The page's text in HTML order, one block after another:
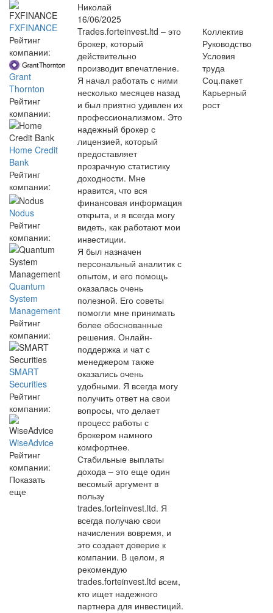
FXFINANCE
Рейтинг
компании:
Grant
Thornton
Рейтинг
компании:
Home Credit
Bank
Рейтинг
компании:
Nodus
Рейтинг
компании:
Quantum
System
Management
Рейтинг
компании:
SMART
Securities
Рейтинг
компании:
WiseAdvice
Рейтинг
компании:
Показать
еще
Николай
16/06/2025
Trades.forteinvest.ltd – это
брокер, который
действительно
производит впечатление.
Я начал работать с ними
несколько месяцев назад
и был приятно удивлен их
профессионализмом. Это
надежный брокер с
лицензией, который
предоставляет
прозрачную статистику
доходности. Мне
нравится, что вся
финансовая информация
открыта, и я всегда могу
видеть, как работают мои
инвестиции.
Я был назначен
персональный аналитик с
опытом, и его помощь
оказалась очень
полезной. Его советы
помогли мне принимать
более обоснованные
решения. Онлайн-
поддержка и чат с
менеджером также
оказались очень
удобными. Я всегда могу
получить ответ на свои
вопросы, что делает
процесс работы с
брокером намного
комфортнее.
Стабильные выплаты
дохода – это еще один
весомый аргумент в
пользу
trades.forteinvest.ltd. Я
всегда получаю свои
начисления вовремя, и
это создает доверие к
компании. В целом, я
рекомендую
trades.forteinvest.ltd всем,
кто ищет надежного
партнера для инвестиций.
Коллектив
Руководство
Условия
труда
Соц.пакет
Карьерный
рост